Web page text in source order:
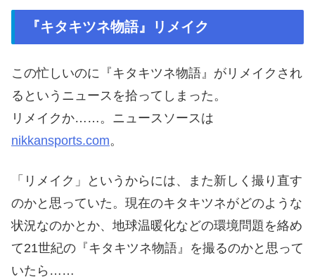
『キタキツネ物語』リメイク
この忙しいのに『キタキツネ物語』がリメイクされ
るというニュースを拾ってしまった。
リメイクか……。ニュースソースは
nikkansports.com。
「リメイク」というからには、また新しく撮り直す
のかと思っていた。現在のキタキツネがどのような
状況なのかとか、地球温暖化などの環境問題を絡め
て21世紀の『キタキツネ物語』を撮るのかと思って
いたら……